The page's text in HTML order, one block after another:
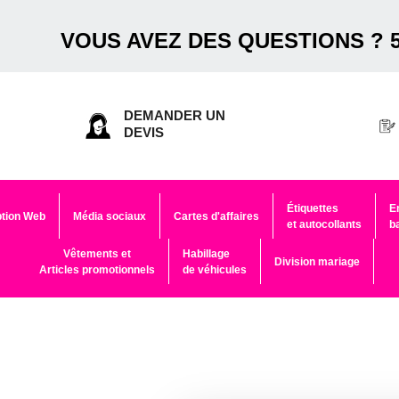
VOUS AVEZ DES QUESTIONS ?
DEMANDER UN
DEVIS
Web Média sociaux Cartes d'affaires
Étiquettes
et autocollants
Vêtements et
Articles promotionnels
Habillage
de véhicules
Division mariage